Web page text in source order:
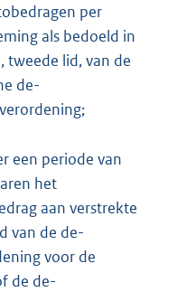
per
als bedoeld in
tweede lid, van de
de-
een periode van
het
aan verstrekte
van de de-
voor de
de de-